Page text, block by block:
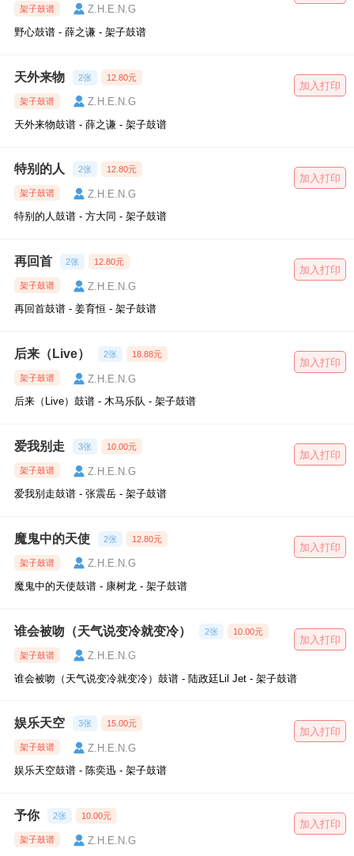
架子鼓谱
Z.H.E.N.G
野心鼓谱 - 薛之谦 - 架子鼓谱
天外来物 2张 12.80元
架子鼓谱
Z.H.E.N.G
天外来物鼓谱 - 薛之谦 - 架子鼓谱
加入打印
特别的人 2张 12.80元
架子鼓谱
Z.H.E.N.G
特别的人鼓谱 - 方大同 - 架子鼓谱
加入打印
再回首 2张 12.80元
架子鼓谱
Z.H.E.N.G
再回首鼓谱 - 姜育恒 - 架子鼓谱
加入打印
后来（Live） 2张 18.88元
架子鼓谱
Z.H.E.N.G
后来（Live）鼓谱 - 木马乐队 - 架子鼓谱
加入打印
爱我别走 3张 10.00元
架子鼓谱
Z.H.E.N.G
爱我别走鼓谱 - 张震岳 - 架子鼓谱
加入打印
魔鬼中的天使 2张 12.80元
架子鼓谱
Z.H.E.N.G
魔鬼中的天使鼓谱 - 康树龙 - 架子鼓谱
加入打印
谁会被吻（天气说变冷就变冷） 2张 10.00元
架子鼓谱
Z.H.E.N.G
谁会被吻（天气说变冷就变冷）鼓谱 - 陆政廷Lil Jet - 架子鼓谱
加入打印
娱乐天空 3张 15.00元
架子鼓谱
Z.H.E.N.G
娱乐天空鼓谱 - 陈奕迅 - 架子鼓谱
加入打印
予你 2张 10.00元
架子鼓谱
Z.H.E.N.G
加入打印